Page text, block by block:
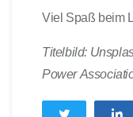
Viel Spaß beim
Titelbild:
Power
Twittern